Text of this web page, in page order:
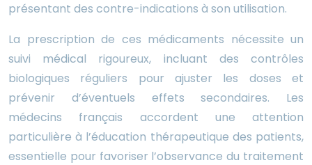
présentant des contre-indications à son utilisation.
La prescription de ces médicaments nécessite un
suivi médical rigoureux, incluant des contrôles
biologiques réguliers pour ajuster les doses et
prévenir d’éventuels effets secondaires. Les
médecins français accordent une attention
particulière à l’éducation thérapeutique des patients,
essentielle pour favoriser l’observance du traitement